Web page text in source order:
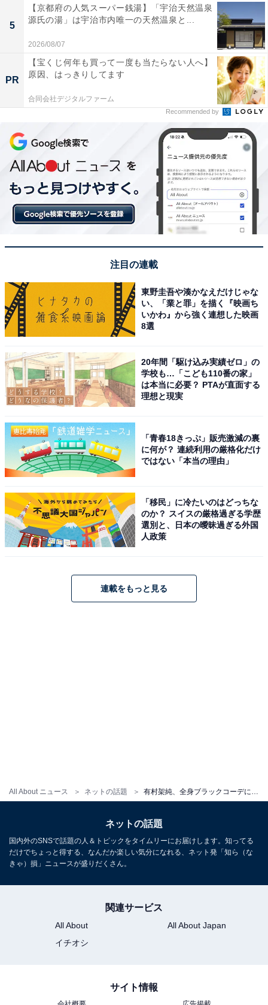
All About ニュース ネットの話題
5
【京都府の人気スーパー銭湯】「宇治天然温泉
源氏の湯」は宇治市内唯一の天然温泉と...
2026/08/07
PR
【宝くじ何年も買って一度も当たらない人へ】
原因、はっきりしてます
合同会社デジタルファーム
Recommended by
注目の連載
東野圭吾や湊かなえだけじゃな
い、「業と罪」を描く『映画ち
いかわ』から強く連想した映画
8選
20年間「駆け込み実績ゼロ」の
学校も…「こども110番の家」
は本当に必要？ PTAが直面する
理想と現実
「青春18きっぷ」販売激減の裏
に何が？ 連続利用の厳格化だけ
ではない「本当の理由」
「移民」に冷たいのはどっちな
のか？ スイスの厳格過ぎる学歴
選別と、日本の曖昧過ぎる外国
人政策
連載をもっと見る
ネットの話題
国内外のSNSで話題の人＆トピックをタイムリーにお届けします。知ってる
だけでちょっと得する、なんだか楽しい気分になれる、ネット発「知ら（な
きゃ）損」ニュースが盛りだくさん。
関連サービス
All About
All About Japan
イチオシ
サイト情報